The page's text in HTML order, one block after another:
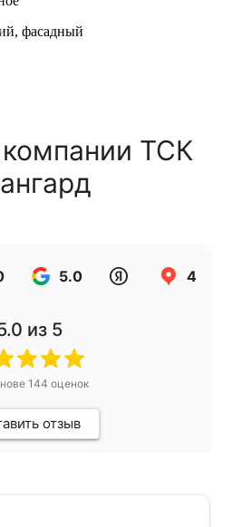
фасадный
ТСК
5.0 4.9
из 5
144 оценок
отзыв